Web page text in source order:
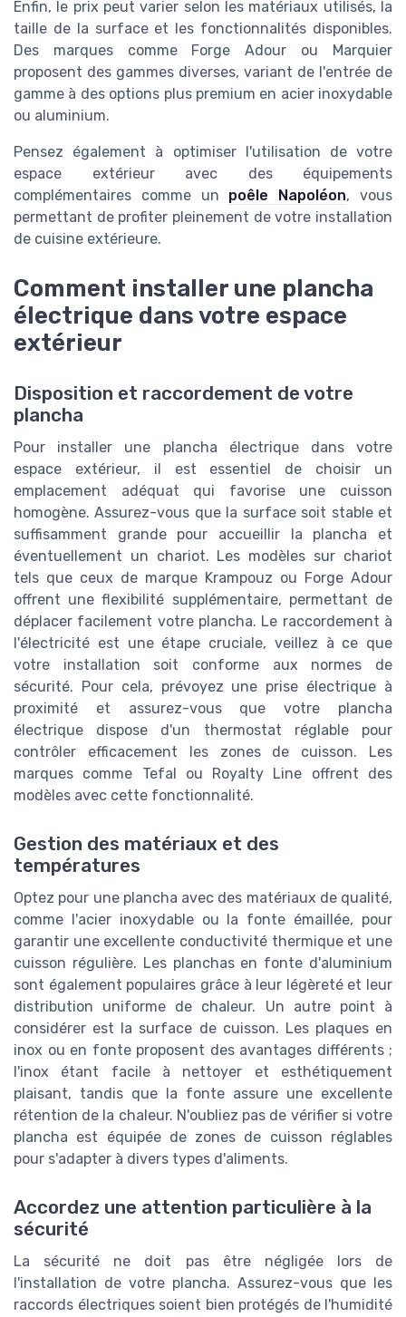
Enfin, le prix peut varier selon les matériaux utilisés, la
taille de la surface et les fonctionnalités disponibles.
Des marques comme Forge Adour ou Marquier
proposent des gammes diverses, variant de l'entrée de
gamme à des options plus premium en acier inoxydable
ou aluminium.
Pensez également à optimiser l'utilisation de votre
espace extérieur avec des équipements
complémentaires comme un poêle Napoléon, vous
permettant de profiter pleinement de votre installation
de cuisine extérieure.
Comment installer une plancha
électrique dans votre espace
extérieur
Disposition et raccordement de votre
plancha
Pour installer une plancha électrique dans votre
espace extérieur, il est essentiel de choisir un
emplacement adéquat qui favorise une cuisson
homogène. Assurez-vous que la surface soit stable et
suffisamment grande pour accueillir la plancha et
éventuellement un chariot. Les modèles sur chariot
tels que ceux de marque Krampouz ou Forge Adour
offrent une flexibilité supplémentaire, permettant de
déplacer facilement votre plancha. Le raccordement à
l'électricité est une étape cruciale, veillez à ce que
votre installation soit conforme aux normes de
sécurité. Pour cela, prévoyez une prise électrique à
proximité et assurez-vous que votre plancha
électrique dispose d'un thermostat réglable pour
contrôler efficacement les zones de cuisson. Les
marques comme Tefal ou Royalty Line offrent des
modèles avec cette fonctionnalité.
Gestion des matériaux et des
températures
Optez pour une plancha avec des matériaux de qualité,
comme l'acier inoxydable ou la fonte émaillée, pour
garantir une excellente conductivité thermique et une
cuisson régulière. Les planchas en fonte d'aluminium
sont également populaires grâce à leur légèreté et leur
distribution uniforme de chaleur. Un autre point à
considérer est la surface de cuisson. Les plaques en
inox ou en fonte proposent des avantages différents ;
l'inox étant facile à nettoyer et esthétiquement
plaisant, tandis que la fonte assure une excellente
rétention de la chaleur. N'oubliez pas de vérifier si votre
plancha est équipée de zones de cuisson réglables
pour s'adapter à divers types d'aliments.
Accordez une attention particulière à la
sécurité
La sécurité ne doit pas être négligée lors de
l'installation de votre plancha. Assurez-vous que les
raccords électriques soient bien protégés de l'humidité